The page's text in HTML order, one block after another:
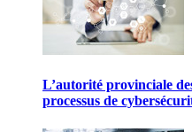
L’autorité provinciale
processus de